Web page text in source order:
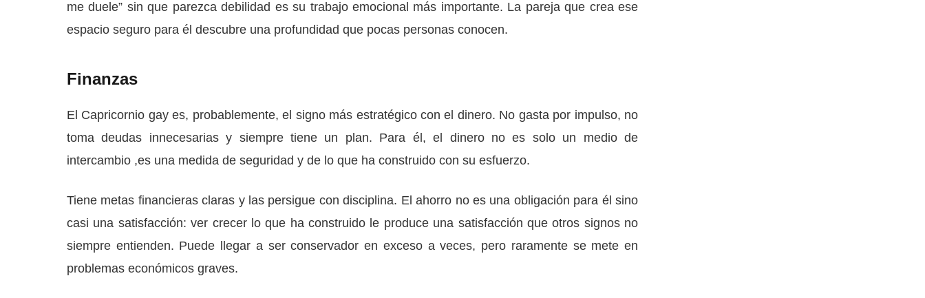
me duele” sin que parezca debilidad es su trabajo emocional más importante. La pareja que crea ese
espacio seguro para él descubre una profundidad que pocas personas conocen.
Finanzas
El Capricornio gay es, probablemente, el signo más estratégico con el dinero. No gasta por impulso, no
toma deudas innecesarias y siempre tiene un plan. Para él, el dinero no es solo un medio de
intercambio ,es una medida de seguridad y de lo que ha construido con su esfuerzo.
Tiene metas financieras claras y las persigue con disciplina. El ahorro no es una obligación para él sino
casi una satisfacción: ver crecer lo que ha construido le produce una satisfacción que otros signos no
siempre entienden. Puede llegar a ser conservador en exceso a veces, pero raramente se mete en
problemas económicos graves.